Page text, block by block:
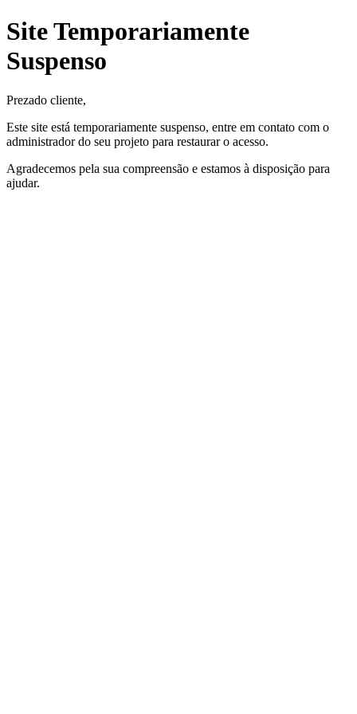
Site Temporariamente
Suspenso
Prezado cliente,
Este site está temporariamente suspenso, entre em contato com o
administrador do seu projeto para restaurar o acesso.
Agradecemos pela sua compreensão e estamos à disposição para
ajudar.